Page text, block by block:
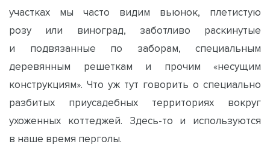
участках мы часто видим вьюнок, плетистую
розу или виноград, заботливо раскинутые
и подвязанные по заборам, специальным
деревянным решеткам и прочим «несущим
конструкциям». Что уж тут говорить о специально
разбитых приусадебных территориях вокруг
ухоженных коттеджей. Здесь-то и используются
в наше время перголы.